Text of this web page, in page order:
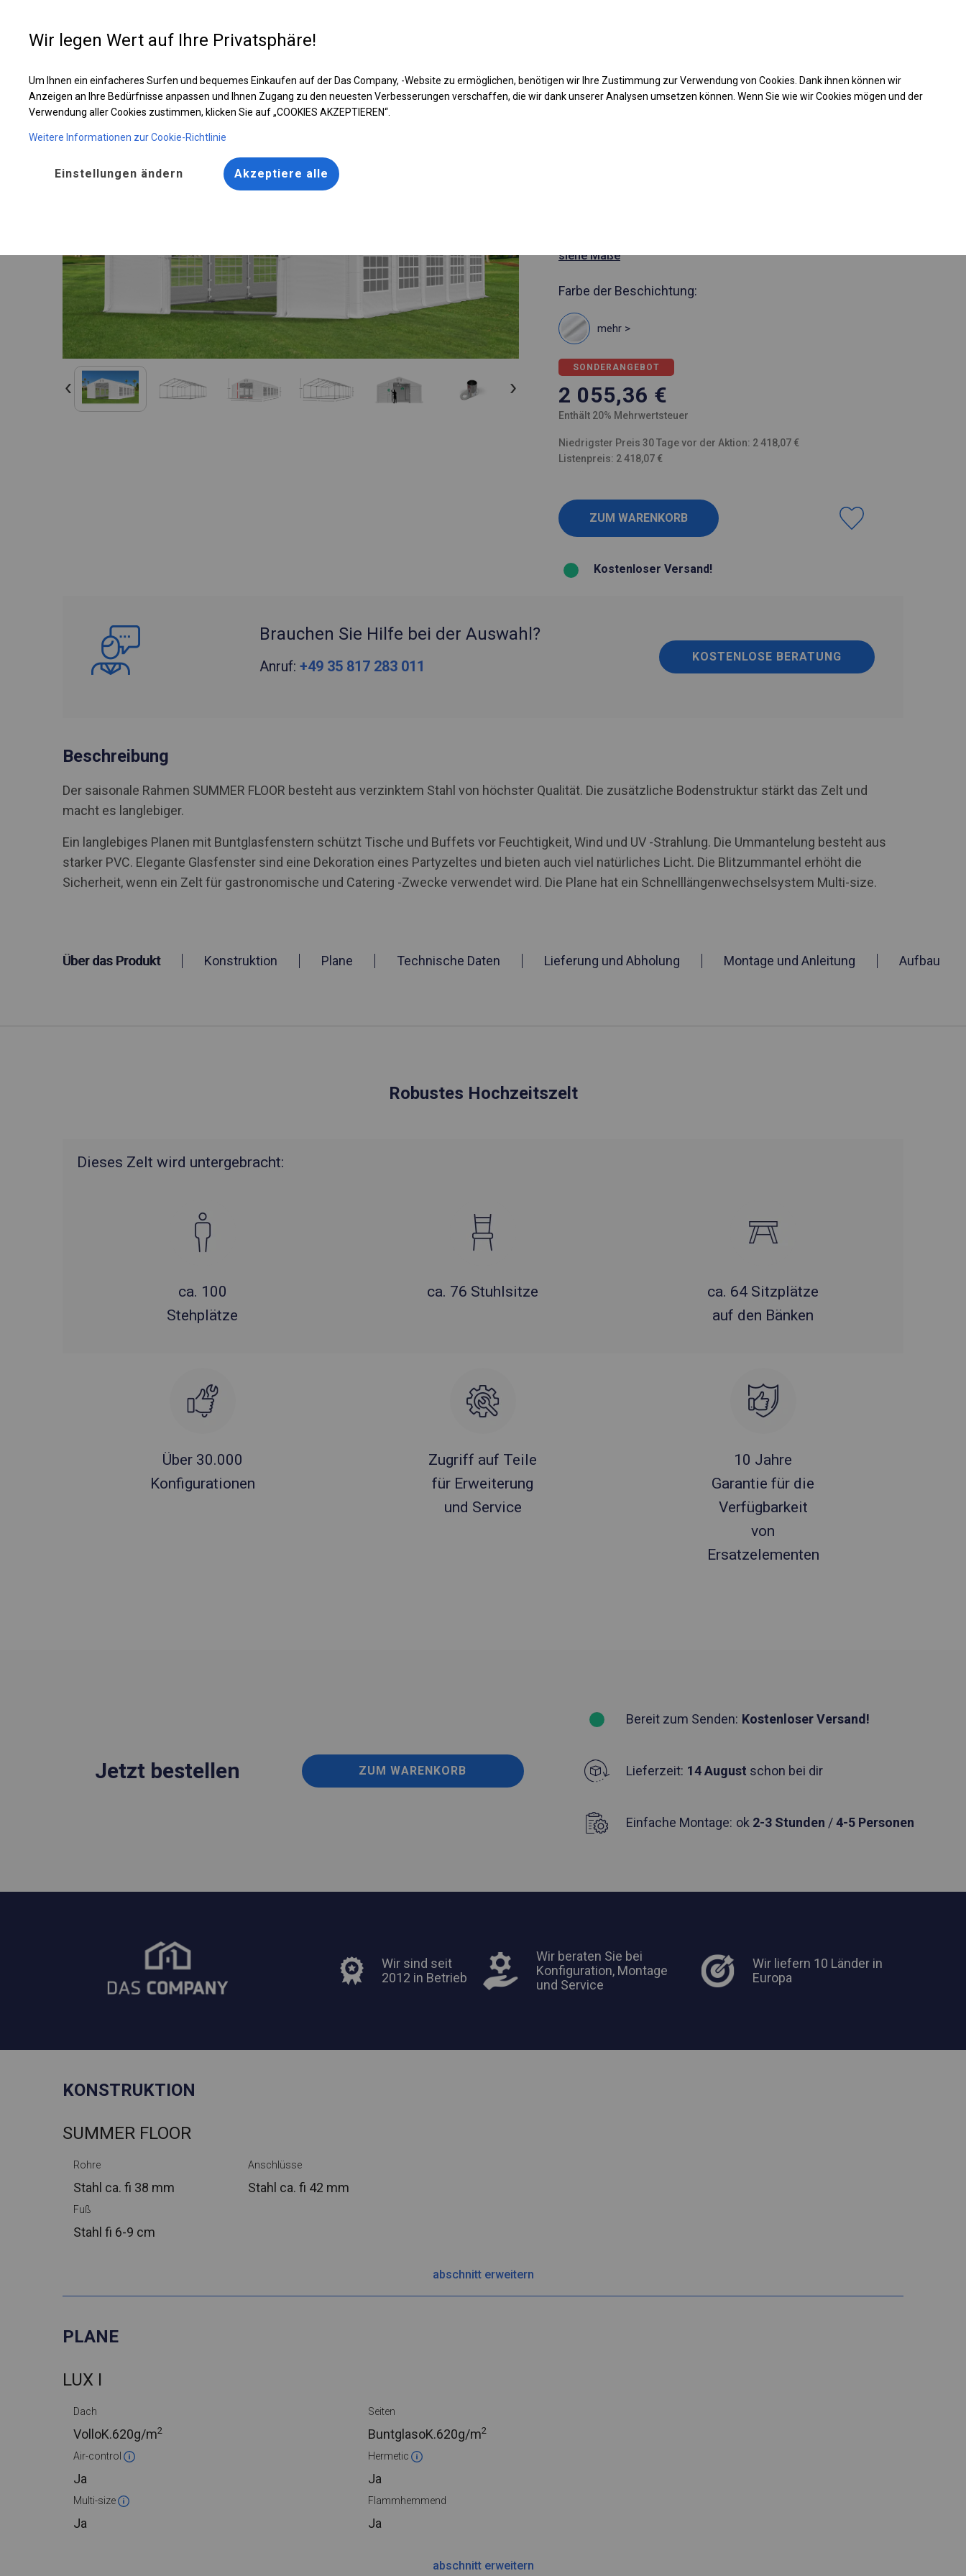
Entwerfen Sie Ihr Zelt
Robustes Hochzeitszelt | 5x10 m Laden Sie das PDF -Angebot herunter
siehe Maße
Farbe der Beschichtung:
mehr >
SONDERANGEBOT
2 055,36 €
Enthält 20% Mehrwertsteuer
Niedrigster Preis 30 Tage vor der Aktion: 2 418,07 €
Listenpreis: 2 418,07 €
Kostenloser Versand!
Brauchen Sie Hilfe bei der Auswahl?
Anruf: +49 35 817 283 011
KOSTENLOSE BERATUNG
Beschreibung
Der saisonale Rahmen SUMMER FLOOR besteht aus verzinktem Stahl von höchster Qualität. Die zusätzliche Bodenstruktur stärkt das Zelt und
macht es langlebiger.
Ein langlebiges Planen mit Buntglasfenstern schützt Tische und Buffets vor Feuchtigkeit, Wind und UV -Strahlung. Die Ummantelung besteht aus
starker PVC. Elegante Glasfenster sind eine Dekoration eines Partyzeltes und bieten auch viel natürliches Licht. Die Blitzummantel erhöht die
Sicherheit, wenn ein Zelt für gastronomische und Catering -Zwecke verwendet wird. Die Plane hat ein Schnelllängenwechselsystem Multi-size.
Über das Produkt Konstruktion Plane Technische Daten Lieferung und Abholung Montage und Anleitung Aufbau
Robustes Hochzeitszelt
Dieses Zelt wird untergebracht:
ca. 100
Stehplätze
ca. 76 Stuhlsitze
ca. 64 Sitzplätze
auf den Bänken
Über 30.000
Konfigurationen
Zugriff auf Teile
für Erweiterung
und Service
10 Jahre
Garantie für die
Verfügbarkeit
von
Ersatzelementen
Jetzt bestellen ZUM WARENKORB
Bereit zum Senden: Kostenloser Versand!
Lieferzeit: 14 August schon bei dir
Einfache Montage: ok 2-3 Stunden /4-5 Personen
Wir sind seit
2012 in Betrieb
Wir beraten Sie bei
Konfiguration, Montage
und Service
Wir liefern 10 Länder in
Europa
KONSTRUKTION
SUMMER FLOOR
Rohre
Stahl ca. fi 38 mm
Anschlüsse
Stahl ca. fi 42 mm
Fuß
Stahl fi 6-9 cm
abschnitt erweitern
PLANE
LUX I
Dach
VolloK.620g/m2
Seiten
BuntglasoK.620g/m2
Air-control
Ja
Hermetic
Ja
Multi-size
Ja
Flammhemmend
Ja
abschnitt erweitern
Wir legen Wert auf Ihre Privatsphäre!
Um Ihnen ein einfacheres Surfen und bequemes Einkaufen auf der Das Company, -Website zu ermöglichen, benötigen wir Ihre Zustimmung zur Verwendung von Cookies. Dank ihnen können wir
Anzeigen an Ihre Bedürfnisse anpassen und Ihnen Zugang zu den neuesten Verbesserungen verschaffen, die wir dank unserer Analysen umsetzen können. Wenn Sie wie wir Cookies mögen und der
Verwendung aller Cookies zustimmen, klicken Sie auf „COOKIES AKZEPTIEREN“.
Weitere Informationen zur Cookie-Richtlinie
Einstellungen ändern Akzeptiere alle